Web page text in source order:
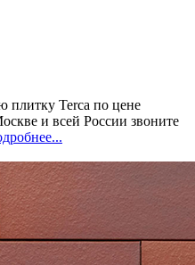
плитку Terca по цене
и всей России звоните